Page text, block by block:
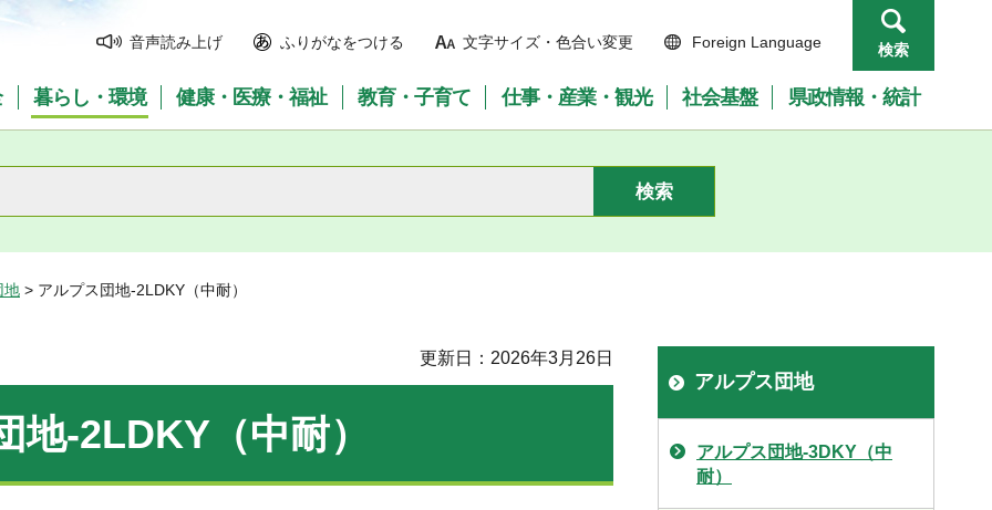
音声読み上げ ふりがなをつける 文字サイズ・色合い変更 Foreign Language 検索
暮らし・環境 健康・医療・福祉 教育・子育て 仕事・産業・観光 社会基盤 県政情報・統計
地 > アルプス団地-2LDKY（中耐）
更新日：2026年3月26日
地-2LDKY（中耐）
アルプス団地
アルプス団地-3DKY（中
耐）